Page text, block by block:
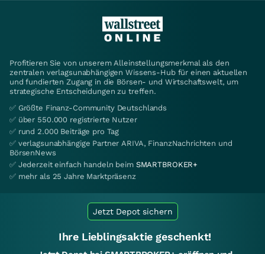
Profitieren Sie von unserem Alleinstellungsmerkmal als den
zentralen verlagsunabhängigen Wissens-Hub für einen aktuellen
und fundierten Zugang in die Börsen- und Wirtschaftswelt, um
strategische Entscheidungen zu treffen.
✅ Größte Finanz-Community Deutschlands
✅ über 550.000 registrierte Nutzer
✅ rund 2.000 Beiträge pro Tag
✅ verlagsunabhängige Partner ARIVA, FinanzNachrichten und
BörsenNews
✅ Jederzeit einfach handeln beim SMARTBROKER+
✅ mehr als 25 Jahre Marktpräsenz
Jetzt Depot sichern
Ihre Lieblingsaktie geschenkt!